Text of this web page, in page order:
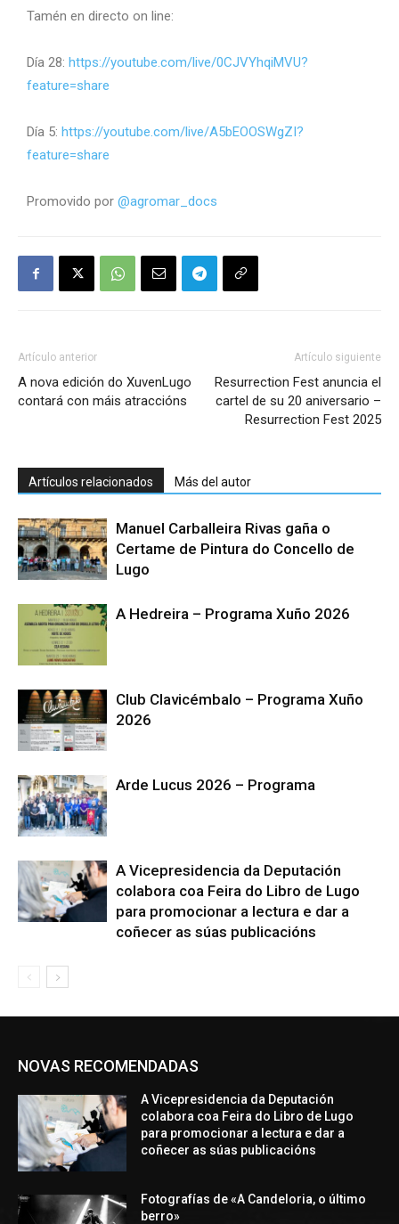
Tamén en directo on line:
Día 28: https://youtube.com/live/0CJVYhqiMVU?
feature=share
Día 5: https://youtube.com/live/A5bEOOSWgZI?
feature=share
Promovido por @agromar_docs
Artículo anterior
A nova edición do XuvenLugo
contará con máis atraccións
Artículo siguiente
Resurrection Fest anuncia el
cartel de su 20 aniversario –
Resurrection Fest 2025
Artículos relacionados Más del autor
Manuel Carballeira Rivas gaña o
Certame de Pintura do Concello de
Lugo
A Hedreira – Programa Xuño 2026
Club Clavicémbalo – Programa Xuño
2026
Arde Lucus 2026 – Programa
A Vicepresidencia da Deputación
colabora coa Feira do Libro de Lugo
para promocionar a lectura e dar a
coñecer as súas publicacións
NOVAS RECOMENDADAS
A Vicepresidencia da Deputación
colabora coa Feira do Libro de Lugo
para promocionar a lectura e dar a
coñecer as súas publicacións
Fotografías de «A Candeloria, o último
berro»